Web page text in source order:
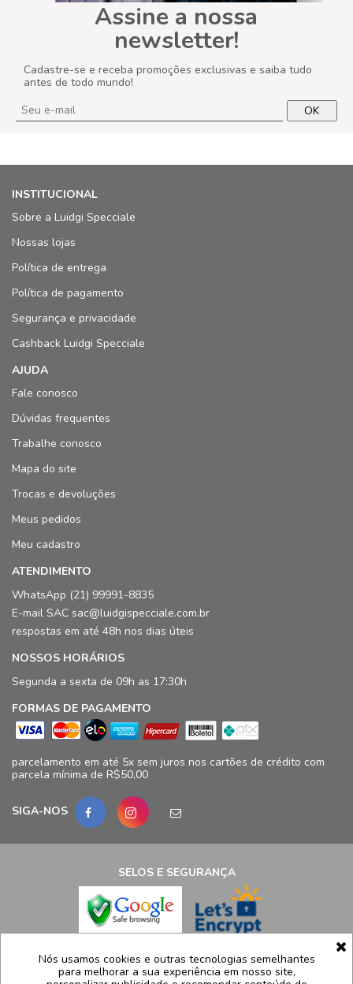
Assine a nossa
newsletter!
Cadastre-se e receba promoções exclusivas e saiba tudo
antes de todo mundo!
OK
INSTITUCIONAL
Sobre a Luidgi Specciale
Nossas lojas
Política de entrega
Política de pagamento
Segurança e privacidade
Cashback Luidgi Specciale
AJUDA
Fale conosco
Dúvidas frequentes
Trabalhe conosco
Mapa do site
Trocas e devoluções
Meus pedidos
Meu cadastro
ATENDIMENTO
WhatsApp (21) 99991-8835
E-mail SAC sac@luidgispecciale.com.br
respostas em até 48h nos dias úteis
NOSSOS HORÁRIOS
Segunda a sexta de 09h as 17:30h
FORMAS DE PAGAMENTO
parcelamento em até 5x sem juros nos cartões de crédito com
parcela mínima de R$50,00
SIGA-NOS
SELOS E SEGURANÇA
LCB Confecções Eireli | CNPJ: 19.316.833/0009-41
Avenida Ayrton Senna, 5.500, Bloco 11, loja 124/125 - Barra da
Nós usamos cookies e outras tecnologias semelhantes
para melhorar a sua experiência em nosso site,